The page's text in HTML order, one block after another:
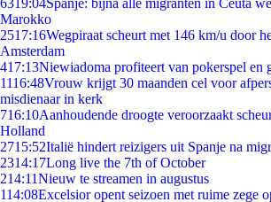
6319:04Spanje: bijna alle migranten in Ceuta
Marokko
2517:16Wegpiraat scheurt met 146 km/u door
Amsterdam
417:13Niewiadoma profiteert van pokerspel en
1116:48Vrouw krijgt 30 maanden cel voor
misdienaar in kerk
716:10Aanhoudende droogte veroorzaakt
Holland
2715:52Italië hindert reizigers uit Spanje na
2314:17Long live the 7th of October
214:11Nieuw te streamen in augustus
114:08Excelsior opent seizoen met ruime zege